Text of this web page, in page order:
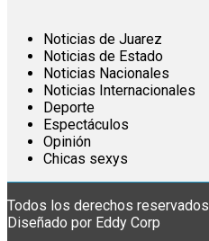
Noticias de Juarez
Noticias de Estado
Noticias Nacionales
Noticias Internacionales
Deporte
Espectáculos
Opinión
Chicas sexys
Todos los derechos
Diseñado por Eddy Corp